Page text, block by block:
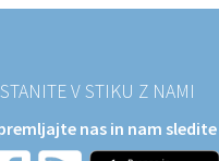
V STIKU Z NAMI
nas in nam sledite